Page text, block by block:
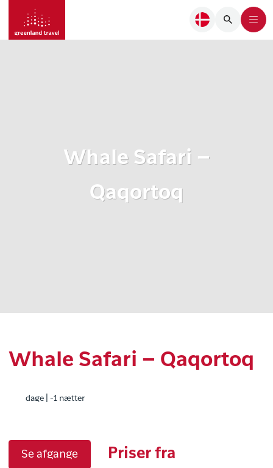
Whale Safari –
Qaqortoq
Whale Safari – Qaqortoq
dage | -1 nætter
Se afgange Priser fra